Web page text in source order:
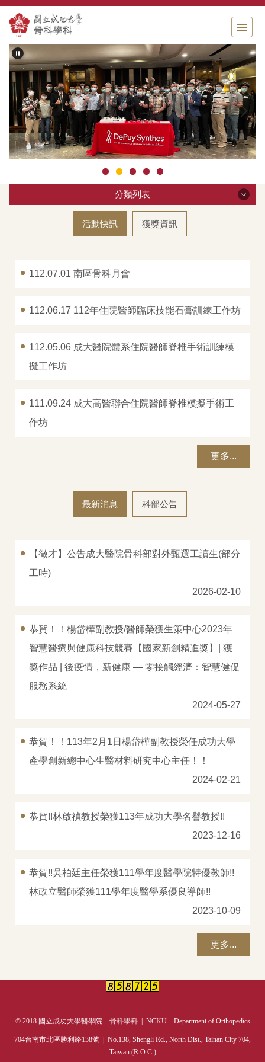
跳
到
主
要
內
容
區
分類列表
成員介紹
學術活動
榮譽事蹟
相關資源
相關規章
聯絡我們
活動快訊 獲獎資訊
112.07.01 南區骨科月會
112.06.17 112年住院醫師臨床技能石膏訓練工作坊
112.05.06 成大醫院體系住院醫師脊椎手術訓練模
擬工作坊
111.09.24 成大高醫聯合住院醫師脊椎模擬手術工
作坊
更多...
最新消息 科部公告
【徵才】公告成大醫院骨科部對外甄選工讀生(部分
工時)
2026-02-10
恭賀！！楊岱樺副教授/醫師榮獲生策中心2023年
智慧醫療與健康科技競賽【國家新創精進獎】| 獲
獎作品 | 後疫情，新健康 — 零接觸經濟：智慧健促
服務系統
2024-05-27
恭賀！！113年2月1日楊岱樺副教授榮任成功大學
產學創新總中心生醫材料研究中心主任！！
2024-02-21
恭賀!!林啟禎教授榮獲113年成功大學名譽教授!!
2023-12-16
恭賀!!吳柏廷主任榮獲111學年度醫學院特優教師!!
林政立醫師榮獲111學年度醫學系優良導師!!
2023-10-09
更多...
© 2018 國立成功大學醫學院 骨科學科 | NCKU Department of Orthopedics
704台南市北區勝利路138號 | No.138, Shengli Rd., North Dist., Tainan City 704,
Taiwan (R.O.C.)